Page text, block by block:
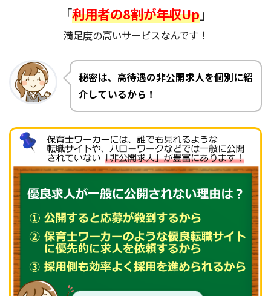
「利用者の8割が年収Up」
満足度の高いサービスなんです！
秘密は、高待遇の非公開求人を個別に紹
介しているから！